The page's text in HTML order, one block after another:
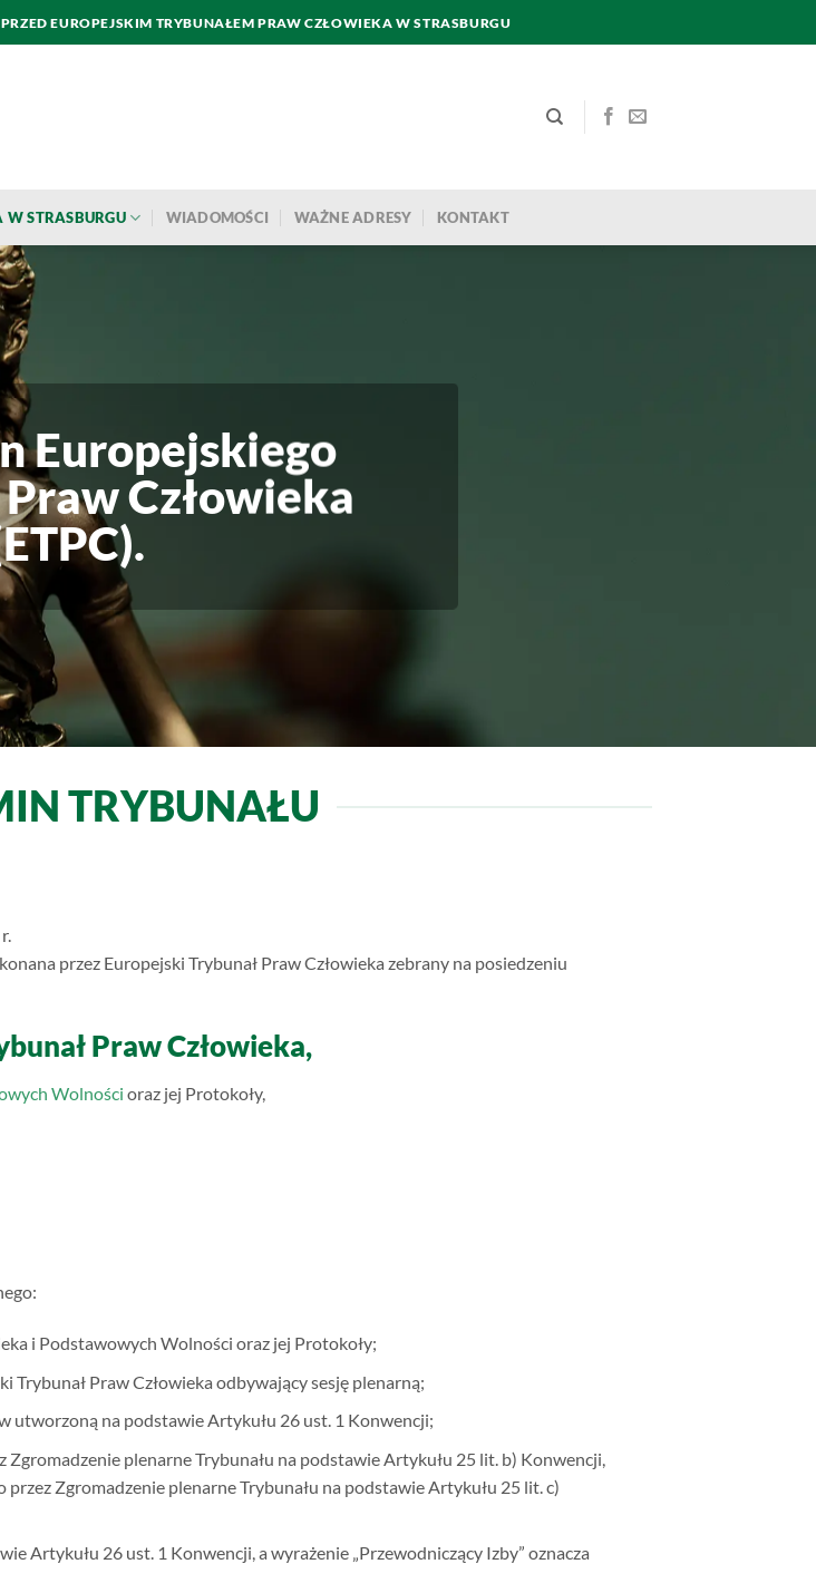
EUROPEJSKIM TRYBUNAŁEM PRAW CZŁOWIEKA W STRASBURGU
W STRASBURGU WIADOMOŚCI WAŻNE ADRESY KONTAKT
Europejskiego
Człowieka
TRYBUNAŁU
przez Europejski Trybunał Praw Człowieka zebrany na posiedzeniu
Praw Człowieka,
Wolności oraz jej Protokoły,
i Podstawowych Wolności oraz jej Protokoły;
Trybunał Praw Człowieka odbywający sesję plenarną;
utworzoną na podstawie Artykułu 26 ust. 1 Konwencji;
Zgromadzenie plenarne Trybunału na podstawie Artykułu 25 lit. b) Konwencji,
przez Zgromadzenie plenarne Trybunału na podstawie Artykułu 25 lit. c)
Artykułu 26 ust. 1 Konwencji, a wyrażenie „Przewodniczący Izby” oznacza